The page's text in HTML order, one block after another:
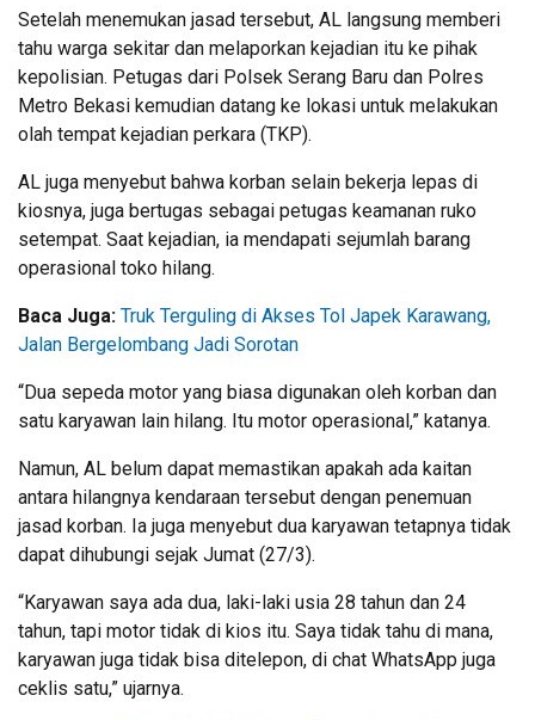
Setelah menemukan jasad tersebut, AL langsung memberi
tahu warga sekitar dan melaporkan kejadian itu ke pihak
kepolisian. Petugas dari Polsek Serang Baru dan Polres
Metro Bekasi kemudian datang ke lokasi untuk melakukan
olah tempat kejadian perkara (TKP).
AL juga menyebut bahwa korban selain bekerja lepas di
kiosnya, juga bertugas sebagai petugas keamanan ruko
setempat. Saat kejadian, ia mendapati sejumlah barang
operasional toko hilang.
Baca Juga: Truk Terguling di Akses Tol Japek Karawang,
Jalan Bergelombang Jadi Sorotan
“Dua sepeda motor yang biasa digunakan oleh korban dan
satu karyawan lain hilang. Itu motor operasional,” katanya.
Namun, AL belum dapat memastikan apakah ada kaitan
antara hilangnya kendaraan tersebut dengan penemuan
jasad korban. Ia juga menyebut dua karyawan tetapnya tidak
dapat dihubungi sejak Jumat (27/3).
“Karyawan saya ada dua, laki-laki usia 28 tahun dan 24
tahun, tapi motor tidak di kios itu. Saya tidak tahu di mana,
karyawan juga tidak bisa ditelepon, di chat WhatsApp juga
ceklis satu,” ujarnya.